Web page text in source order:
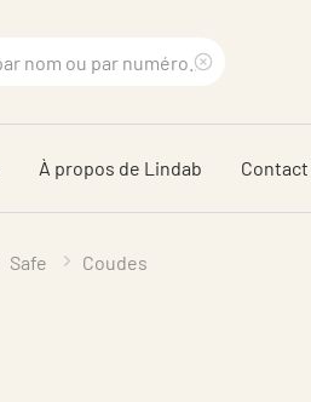
le
terme
recherché
À propos de Lindab Contact
Safe Coudes